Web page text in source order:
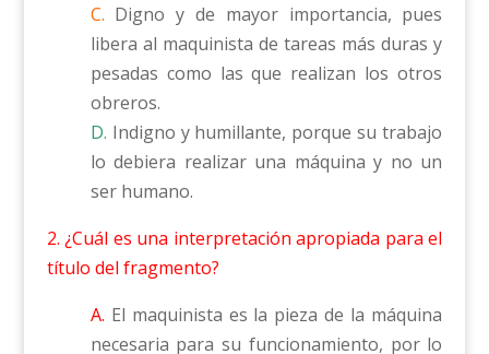
C. Digno y de mayor importancia, pues
libera al maquinista de tareas más duras y
pesadas como las que realizan los otros
obreros.
D. Indigno y humillante, porque su trabajo
lo debiera realizar una máquina y no un
ser humano.
2. ¿Cuál es una interpretación apropiada para el
título del fragmento?
A. El maquinista es la pieza de la máquina
necesaria para su funcionamiento, por lo